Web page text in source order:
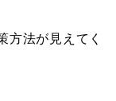
方法が見えてく